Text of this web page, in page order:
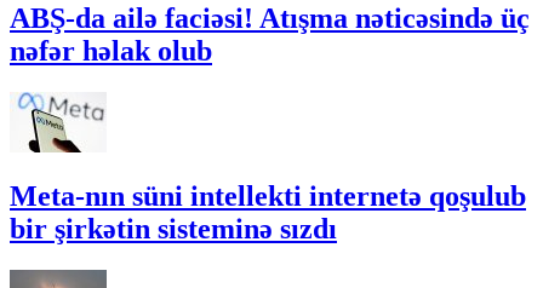
ABŞ-da ailə faciəsi! Atışma nəticəsində üç
nəfər həlak olub
Meta-nın süni intellekti internetə qoşulub
bir şirkətin sisteminə sızdı